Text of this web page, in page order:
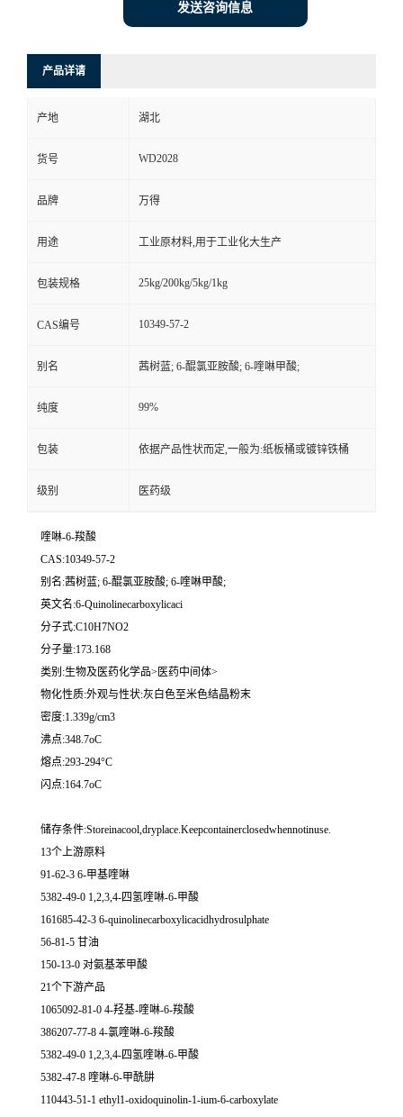
发送咨询信息
产品详请
产地 湖北
货号 WD2028
品牌 万得
用途 工业原材料,用于工业化大生产
包装规格 25kg/200kg/5kg/1kg
CAS编号 10349-57-2
别名 茜树蓝; 6-醌氯亚胺酸; 6-喹啉甲酸;
纯度 99%
包装 依据产品性状而定,一般为:纸板桶或镀锌铁桶
级别 医药级
喹啉-6-羧酸
CAS:10349-57-2
别名:茜树蓝; 6-醌氯亚胺酸; 6-喹啉甲酸;
英文名:6-Quinolinecarboxylicaci
分子式:C10H7NO2
分子量:173.168
类别:生物及医药化学品>医药中间体>
物化性质:外观与性状:灰白色至米色结晶粉末
密度:1.339g/cm3
沸点:348.7oC
熔点:293-294°C
闪点:164.7oC
储存条件:Storeinacool,dryplace.Keepcontainerclosedwhennotinuse.
13个上游原料
91-62-3 6-甲基喹啉
5382-49-0 1,2,3,4-四氢喹啉-6-甲酸
161685-42-3 6-quinolinecarboxylicacidhydrosulphate
56-81-5 甘油
150-13-0 对氨基苯甲酸
21个下游产品
1065092-81-0 4-羟基-喹啉-6-羧酸
386207-77-8 4-氯喹啉-6-羧酸
5382-49-0 1,2,3,4-四氢喹啉-6-甲酸
5382-47-8 喹啉-6-甲酰肼
110443-51-1 ethyl1-oxidoquinolin-1-ium-6-carboxylate